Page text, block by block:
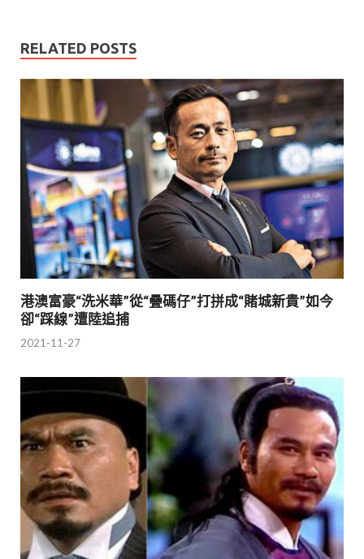
RELATED POSTS
港澳富豪“洗米華”從“疊碼仔”打拼成“賭城新貴”如今
卻“踩線”遭陸追捕
2021-11-27